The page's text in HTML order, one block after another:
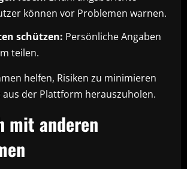
können vor Problemen warnen.
schützen: Persönliche Angaben
teilen.
helfen, Risiken zu minimieren
aus der Plattform herauszuholen.
mit anderen